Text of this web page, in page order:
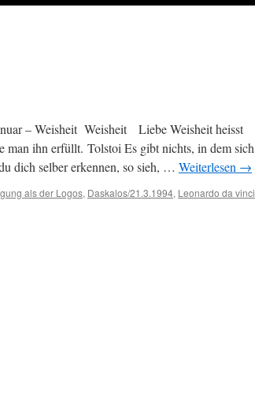
– Weisheit Weisheit Liebe Weisheit heisst
man ihn erfüllt. Tolstoi Es gibt nichts, in dem sich
dich selber erkennen, so sieh, … Weiterlesen →
als der Logos, Daskalos/21.3.1994, Leonardo da vinci